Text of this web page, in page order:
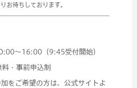
お待ちしております。
～16:00（9:45受付開始）
・事前申込制
加をご希望の方は、公式サイトよ